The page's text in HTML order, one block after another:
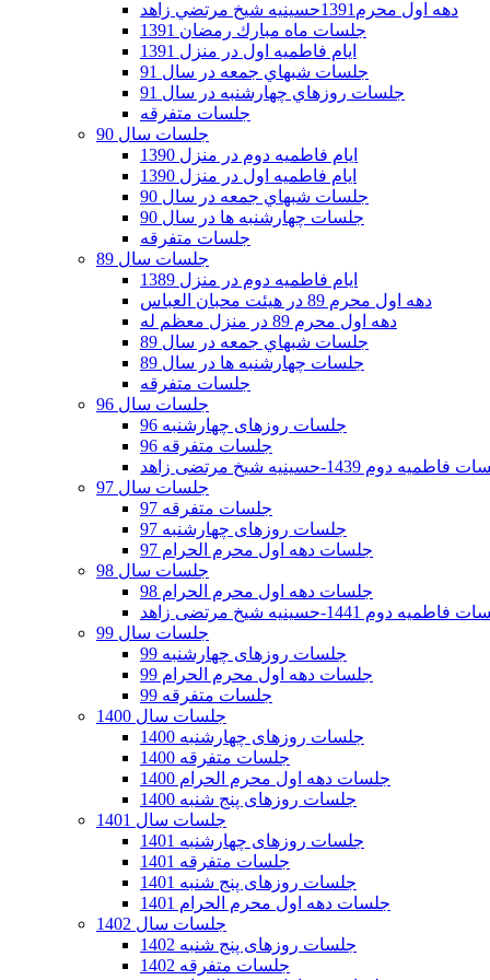
دهه اول محرم1391حسينيه شيخ مرتضي زاهد
جلسات ماه مبارك رمضان 1391
ايام فاطميه اول در منزل 1391
جلسات شبهاي جمعه در سال 91
جلسات روزهاي چهارشنبه در سال 91
جلسات متفرقه
جلسات سال 90
ایام فاطمیه دوم در منزل 1390
ایام فاطمیه اول در منزل 1390
جلسات شبهاي جمعه در سال 90
جلسات چهارشنبه ها در سال 90
جلسات متفرقه
جلسات سال 89
ایام فاطمیه دوم در منزل 1389
دهه اول محرم 89 در هیئت محبان العباس
دهه اول محرم 89 در منزل معظم له
جلسات شبهاي جمعه در سال 89
جلسات چهارشنبه ها در سال 89
جلسات متفرقه
جلسات سال 96
جلسات روزهای چهارشنبه 96
جلسات متفرقه 96
دوم 1439-حسینیه شیخ مرتضی زاهد
جلسات سال 97
جلسات متفرقه 97
جلسات روزهای چهارشنبه 97
جلسات دهه اول محرم الحرام 97
جلسات سال 98
جلسات دهه اول محرم الحرام 98
دوم 1441-حسینیه شیخ مرتضی زاهد
جلسات سال 99
جلسات روزهای چهارشنبه 99
جلسات دهه اول محرم الحرام 99
جلسات متفرقه 99
جلسات سال 1400
جلسات روزهای چهارشنبه 1400
جلسات متفرقه 1400
جلسات دهه اول محرم الحرام 1400
جلسات روزهای پنج شنبه 1400
جلسات سال 1401
جلسات روزهای چهارشنبه 1401
جلسات متفرقه 1401
جلسات روزهای پنج شنبه 1401
جلسات دهه اول محرم الحرام 1401
جلسات سال 1402
جلسات روزهای پنج شنبه 1402
جلسات متفرقه 1402